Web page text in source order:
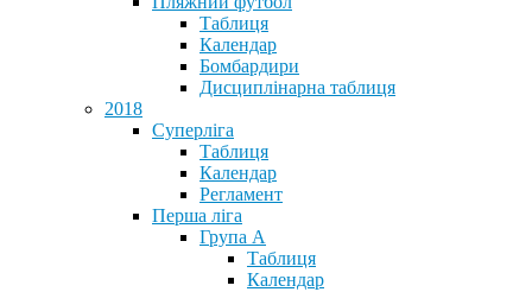
Таблиця
Календар
Бомбардири
Дисциплінарна таблиця
2018
Суперліга
Таблиця
Календар
Регламент
Перша ліга
Група А
Таблиця
Календар